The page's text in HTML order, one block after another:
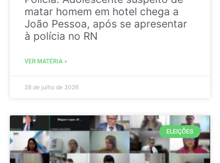
matar homem em hotel chega a
João Pessoa, após se apresentar
à polícia no RN
VER MATÉRIA »
28 de julho de 2026
ELEIÇÕES